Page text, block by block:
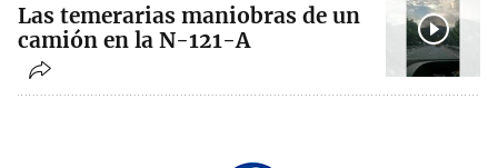
Las temerarias maniobras de un
camión en la N-121-A